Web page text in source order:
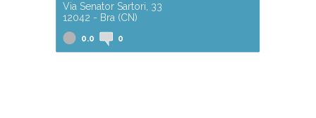
Via Senator Sartori, 33
12042 - Bra (CN)
0.0 0